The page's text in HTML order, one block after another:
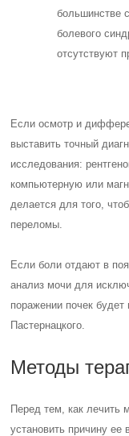
большинстве
болевого
отсутствуют
Если осмотр и
выставить точный
исследования:
компьютерную или
делается для того,
переломы.
Если боли отдают в
анализ мочи для
поражении почек
Пастернацкого.
Методы
Перед тем, как лечить
установить причину